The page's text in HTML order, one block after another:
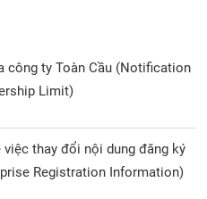
công ty Toàn Cầu (Notification
Limit)
việc thay đổi nội dung đăng ký
Registration Information)